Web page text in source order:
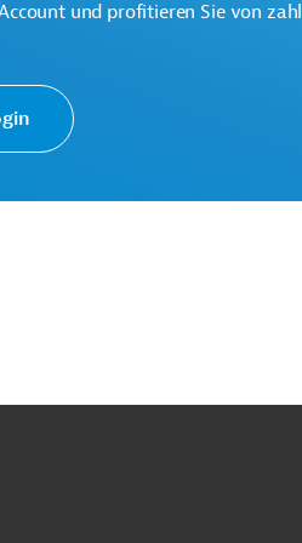
Projekte
und profitieren Sie von